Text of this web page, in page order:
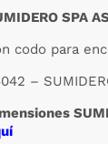
SPA
codo para
–